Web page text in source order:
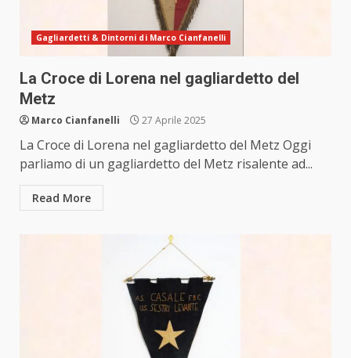
Gagliardetti & Dintorni di Marco Cianfanelli
La Croce di Lorena nel gagliardetto del
Metz
Marco Cianfanelli 27 Aprile 2025
La Croce di Lorena nel gagliardetto del Metz Oggi
parliamo di un gagliardetto del Metz risalente ad...
Read More